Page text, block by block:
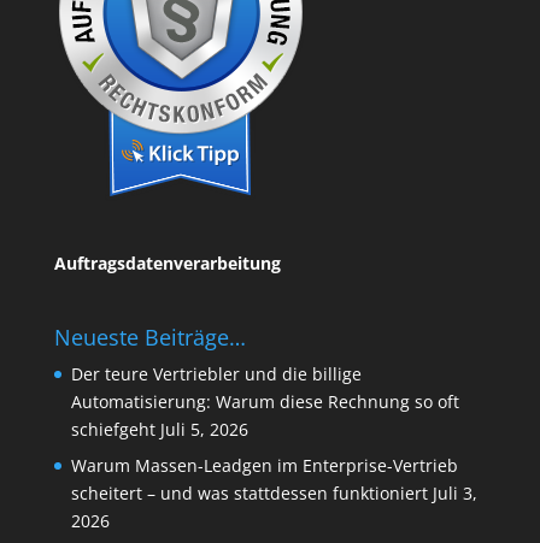
Auftragsdatenverarbeitung
Neueste Beiträge…
Der teure Vertriebler und die billige
Automatisierung: Warum diese Rechnung so oft
schiefgeht Juli 5, 2026
Warum Massen-Leadgen im Enterprise-Vertrieb
scheitert – und was stattdessen funktioniert Juli 3,
2026